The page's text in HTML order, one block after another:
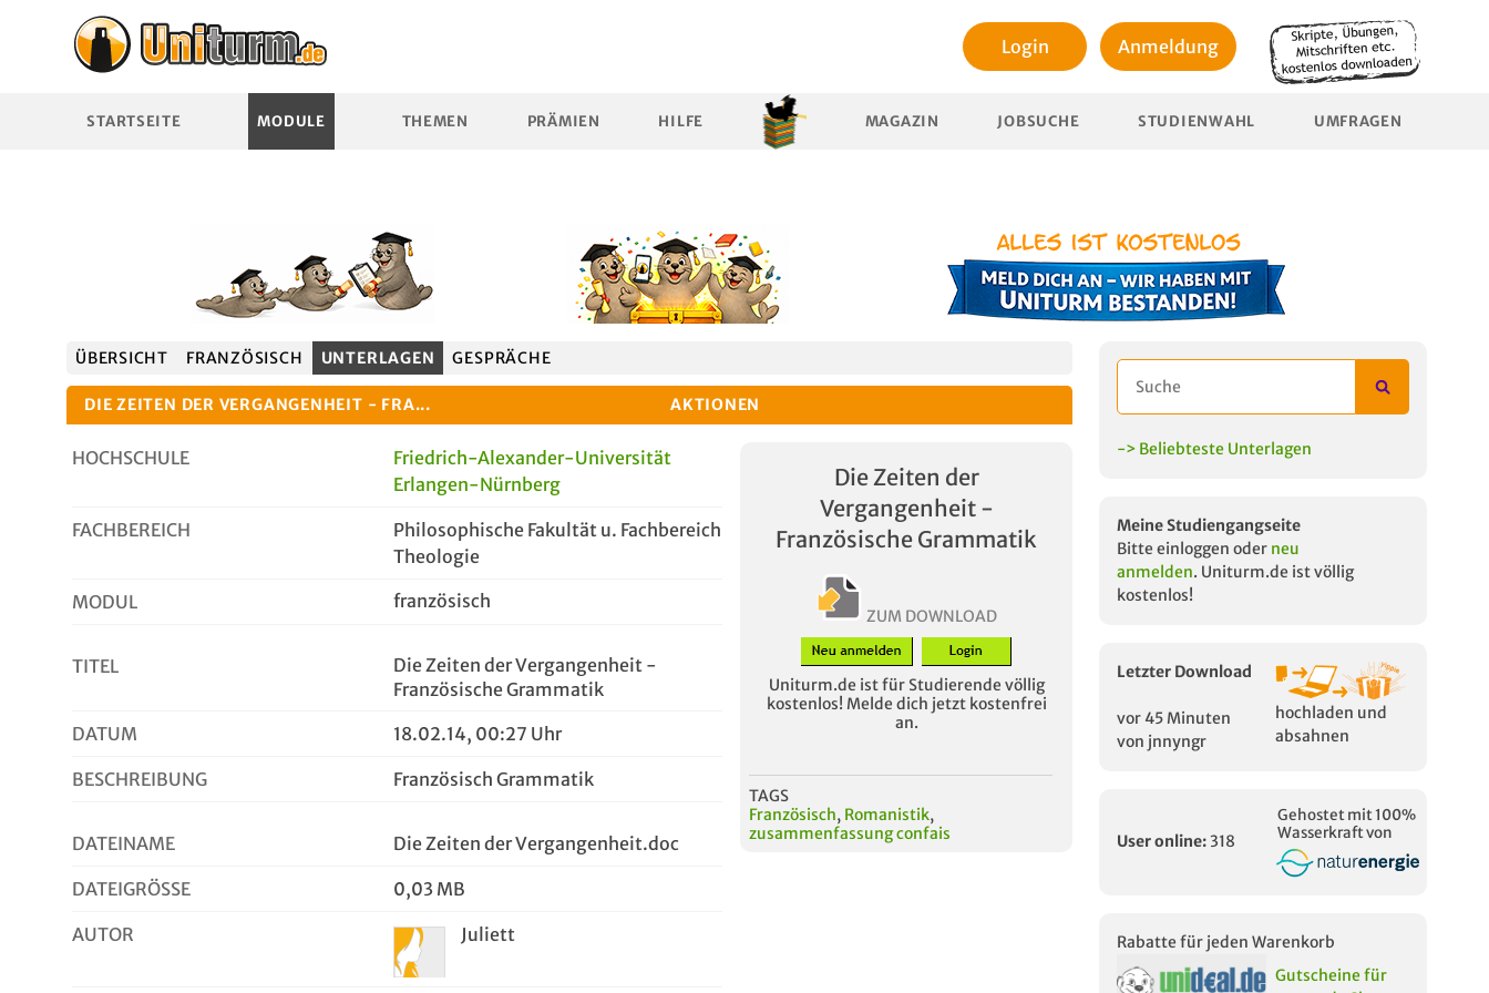
Login Anmeldung
STARTSEITE MODULE THEMEN PRÄMIEN HILFE MAGAZIN JOBSUCHE STUDIENWAHL UMFRAGEN
ÜBERSICHT FRANZÖSISCH UNTERLAGEN GESPRÄCHE
DIE ZEITEN DER VERGANGENHEIT - FRA... AKTIONEN
HOCHSCHULE
Friedrich-Alexander-Universität
Erlangen-Nürnberg
FACHBEREICH
Philosophische Fakultät u. Fachbereich
Theologie
MODUL französisch
TITEL
Die Zeiten der Vergangenheit -
Französische Grammatik
DATUM
18.02.14, 00:27 Uhr
BESCHREIBUNG Französisch Grammatik
DATEINAME Die Zeiten der Vergangenheit.doc
DATEIGRÖSSE 0,03 MB
AUTOR Juliett
Die Zeiten der
Vergangenheit -
Französische Grammatik
ZUM DOWNLOAD
Uniturm.de ist für Studierende völlig
kostenlos! Melde dich jetzt kostenfrei
an.
TAGS
Französisch, Romanistik,
zusammenfassung confais
-> Beliebteste Unterlagen
Meine Studiengangseite
Bitte einloggen oder neu
anmelden. Uniturm.de ist völlig
kostenlos!
Letzter Download
vor 45 Minuten
von jnnyngr
hochladen und
absahnen
User online: 318
Gehostet mit 100%
Wasserkraft von
Rabatte für jeden Warenkorb
Gutscheine für